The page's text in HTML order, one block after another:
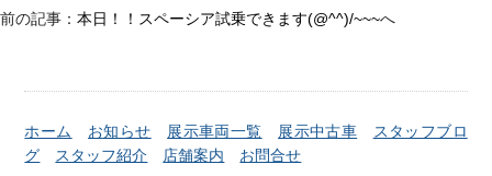
前の記事： 本日！！スペーシア試乗できます(@^^)/~~~へ
ホーム お知らせ 展示車両一覧 展示中古車
スタッフブロ
グ
スタッフ紹介 店舗案内 お問合せ